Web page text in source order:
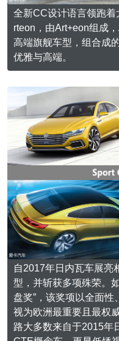
全新CC设计语言领跑
rteon，由Art+eon组成
高端旗舰车型，组合成
优雅与高端。
自2017年日内瓦车展亮
型，并斩获多项殊荣。
盘奖”，该奖项以全面
视为欧洲最重要且最权
路大多数来自于2015年